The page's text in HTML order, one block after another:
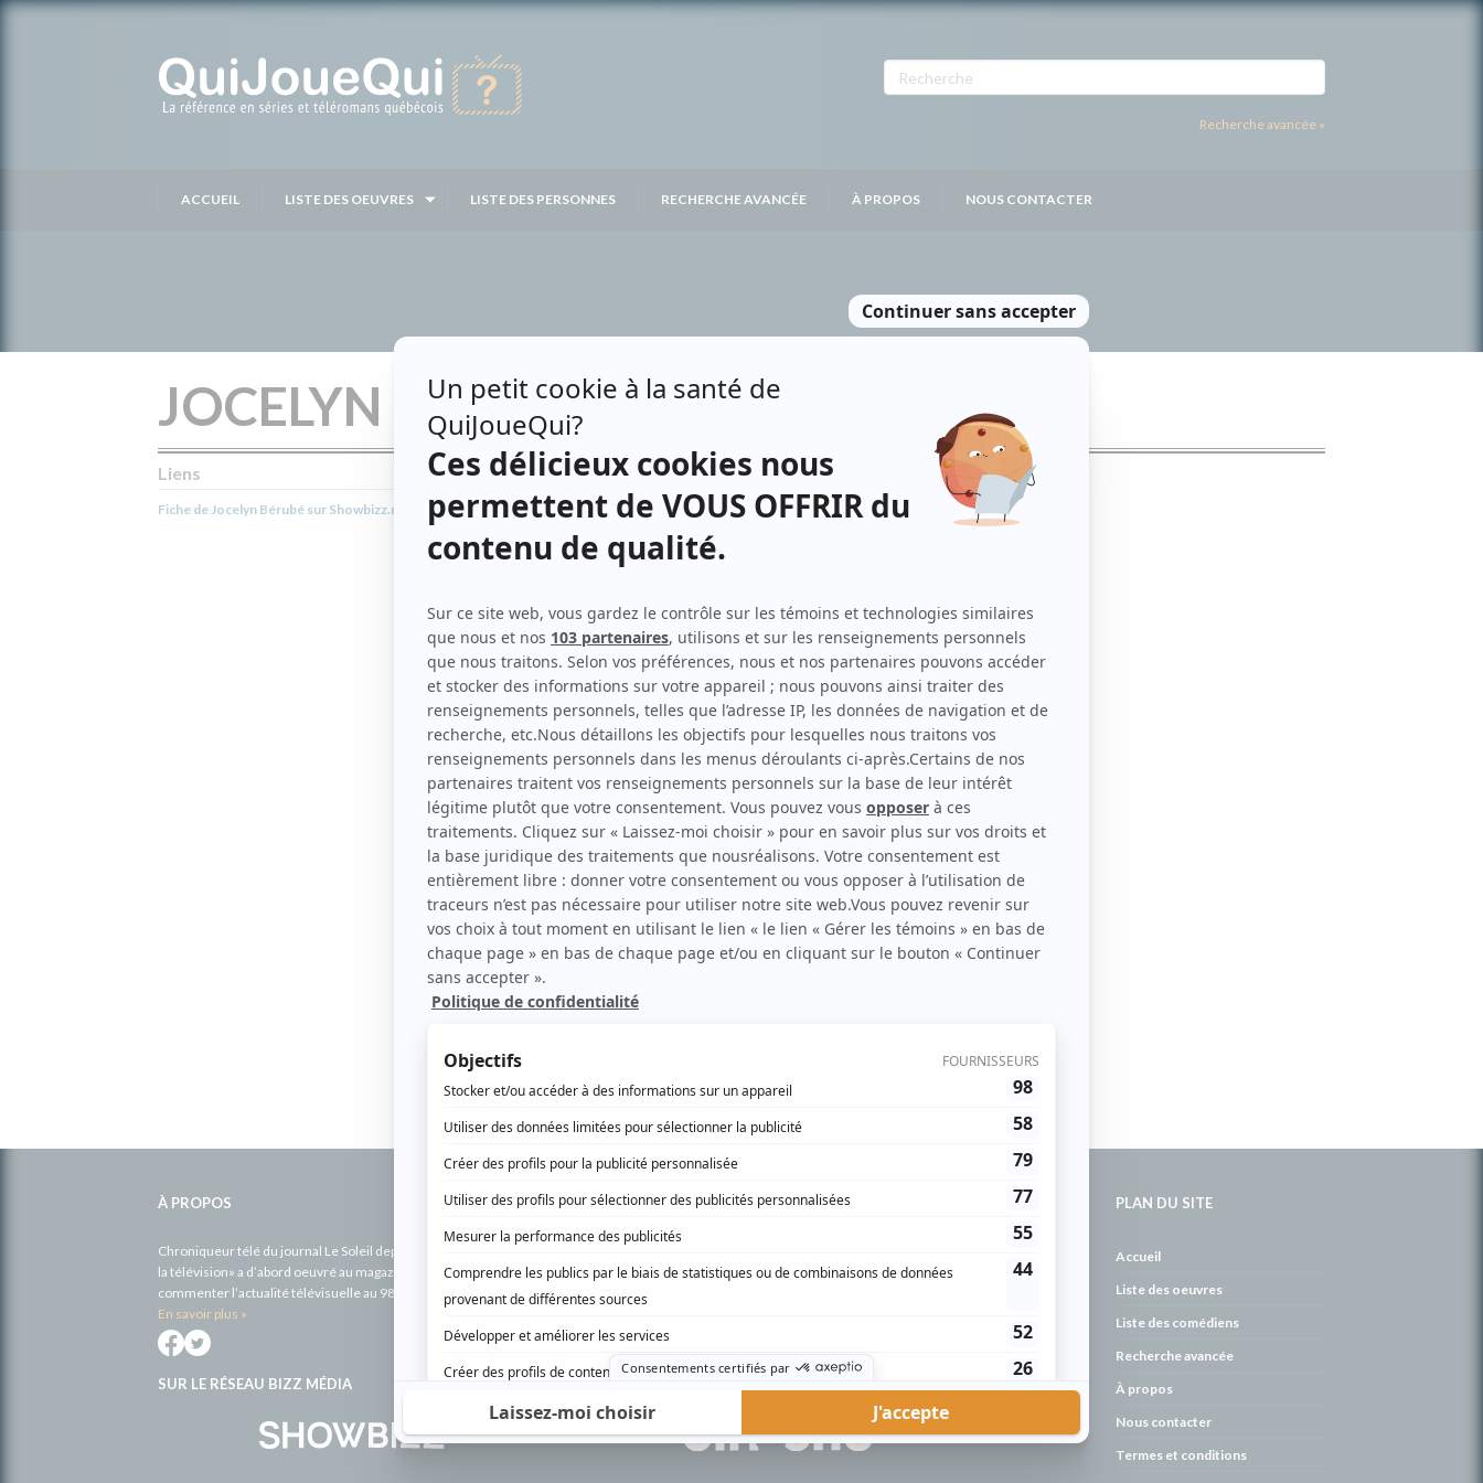
Recherche avancée »
ACCUEIL LISTE DES OEUVRES LISTE DES PERSONNES RECHERCHE AVANCÉE À PROPOS NOUS CONTACTER
JOCELYN BÉRUBÉ
Liens
Fiche de Jocelyn Bérubé sur Showbizz.net
Personnages
Les grands procès: L'affaire Cordélia Viau(Cocher
Legault
Le sorcier(Ernest Thibodeau
Au nom du père et du fils (Ernest Thibodeau)
Scoop(Détective Morin1993)
Desjardins: la vie d'un homme, l'histoire d'un peuple
Thériault)
Les tisserands du pouvoir(Curé à la ferme)
Les enfants de la rue: Fernand
Professeur
L'Héritage(Jos Bérubé)
L'Agent fait le bonheur(Prévenu )
Catherine Provost, fille du roy( Simon Crevier)
Bonheur d'occasion(Client)
Au jour le jour( Patrice
Race de monde( Jacques Lepage)
Les Anglais sont arrivés
À PROPOS
Chroniqueur télé du journal Le Soleil depuis 2001, Richard Therrien carbure à son petit écran. Celui qu’on surnomme parfois «l’encyclopédie de
la télévision» a d’abord oeuvré au magazine TV Hebdo de 1996 à 2001. Sa spécialité: la télé québécoise. On peut l’entendre régulièrement
commenter l’actualité télévisuelle au 98,5.
En savoir plus »
SUR LE RÉSEAU BIZZ MÉDIA
PLAN DU SITE
Accueil
Liste des oeuvres
Liste des comédiens
Recherche avancée
À propos
Nous contacter
Termes et conditions